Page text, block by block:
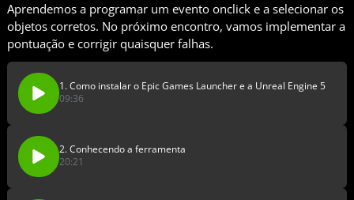
Aprendemos a programar um evento onclick e a selecionar os
objetos corretos. No próximo encontro, vamos implementar a
pontuação e corrigir quaisquer falhas.
1. Como instalar o Epic Games Launcher e a Unreal Engine 5
09:36
2. Conhecendo a ferramenta
20:21